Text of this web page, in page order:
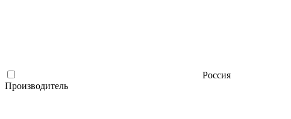
Россия
Производитель